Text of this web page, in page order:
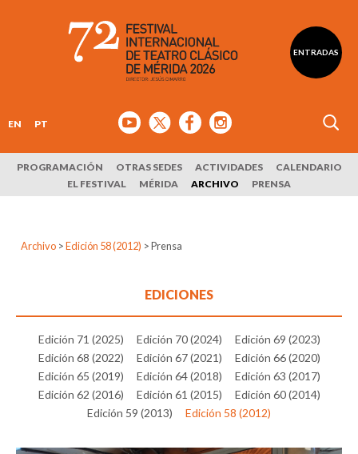
ENTRADAS
EN PT
PROGRAMACIÓN OTRAS SEDES ACTIVIDADES
CALENDARIO
EL FESTIVAL
MÉRIDA ARCHIVO PRENSA
Archivo > Edición 58 (2012) >Prensa
EDICIONES
Edición 71 (2025) Edición 70 (2024)
Edición 69 (2023)
Edición 68 (2022)
Edición 67 (2021)
Edición 66 (2020)
Edición 65 (2019)
Edición 64 (2018)
Edición 63 (2017)
Edición 62 (2016)
Edición 61 (2015)
Edición 60 (2014)
Edición 59 (2013)
Edición 58 (2012)